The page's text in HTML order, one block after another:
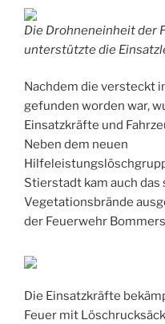
Die Drohneneinheit der
unterstützte die
Nachdem die versteckt
gefunden worden war,
Einsatzkräfte und
Neben dem neuen
Stierstadt kam auch
Vegetationsbrände
der Feuerwehr
Die Einsatzkräfte
Feuer mit